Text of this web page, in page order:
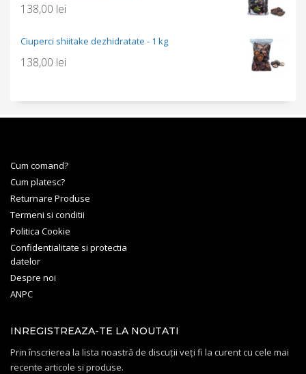
138,00 lei
Ciuperci shiitake dezhidratate - 1 kg
138,00 lei
Cum comand?
Cum platesc?
Returnare Produse
Termeni si conditii
Politica Cookie
Confidentialitate si protectia
datelor
Despre noi
ANPC
INREGISTREAZA-TE LA NOUTATI
Prin înscrierea la lista noastră de discuții veți fi la curent cu cele mai
recente articole si produse.